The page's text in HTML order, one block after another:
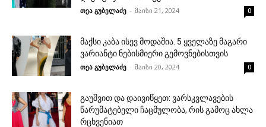
თეა გუბელაძე - მაისი 21, 2024 0
მაქსი კაბა ისევ მოდაშია. 5 ყველაზე მაგარი
ვარიანტი ნებისმიერი გემოვნებისთვის
თეა გუბელაძე - მაისი 20, 2024 0
გაუშვით და დაივიწყეთ: ვარსკვლავების
წარუმატებელი ჩაცმულობა, რის გამოც ახლა
რცხვენიათ